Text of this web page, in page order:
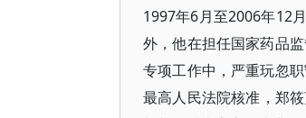
1997年6月至2006年12
外，他在担任国家药品
专项工作中，严重玩忽
最高人民法院核准，郑